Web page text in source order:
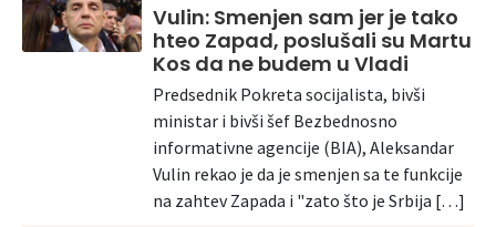
Vulin: Smenjen sam jer je tako
hteo Zapad, poslušali su Martu
Kos da ne budem u Vladi
Predsednik Pokreta socijalista, bivši
ministar i bivši šef Bezbednosno
informativne agencije (BIA), Aleksandar
Vulin rekao je da je smenjen sa te funkcije
na zahtev Zapada i "zato što je Srbija […]